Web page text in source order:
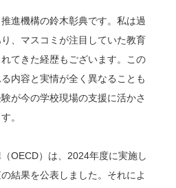
進機構の鈴木彰典です。私は過
、マスコミが注目していた教育
てきた経歴もございます。この
内容と実情が全く異なることも
が今の学校現場の支援に活かさ
。
OECD）は、2024年度に実施し
結果を公表しました。それによ